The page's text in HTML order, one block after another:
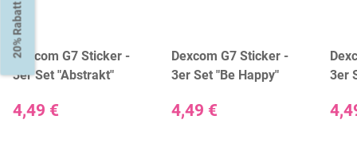
Dexcom G7 Sticker -
3er Set "Abstrakt"
4,49 €
Dexcom G7 Sticker -
3er Set "Be Happy"
4,49 €
3er
20% Rabatt